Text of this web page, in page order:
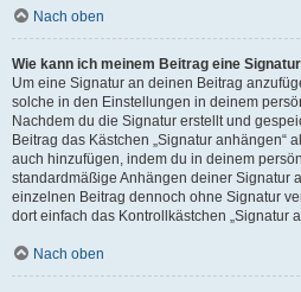
Nach oben
Wie kann ich meinem Beitrag eine
Um eine Signatur an deinen Beitrag
solche in den Einstellungen in deinem
Nachdem du die Signatur erstellt und
Beitrag das Kästchen „Signatur anhängen“
auch hinzufügen, indem du in deinem
standardmäßige Anhängen deiner Signatur
einzelnen Beitrag dennoch ohne Signatur
dort einfach das Kontrollkästchen „Signatur
Nach oben